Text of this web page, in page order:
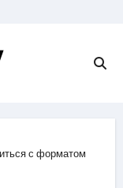
с форматом